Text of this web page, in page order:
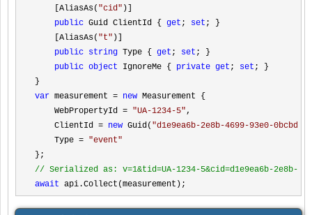
    [AliasAs(
"cid" )]
public Guid ClientId { get ; set ; }
    [AliasAs(
"t" )]
public string Type { get ; set ; }
public object IgnoreMe { private get ; set ; }
var measurement = new Measurement {
    WebPropertyId
= "UA-1234-5",
    ClientId
= new Guid( "d1e9ea6b-2e8b-4699-93e0-
    Type
= "event"
// Serialized as: v=1&tid=UA-1234-5&cid=d1e9ea6b-2e8b-
await api.Collect(measurement);